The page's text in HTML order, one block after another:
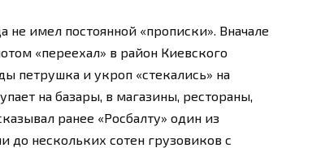
не имел постоянной «прописки». Вначале
«переехал» в район Киевского
петрушка и укроп «стекались» на
на базары, в магазины, рестораны,
ранее «Росбалту» один из
до нескольких сотен грузовиков с